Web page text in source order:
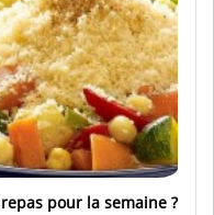
pour la semaine